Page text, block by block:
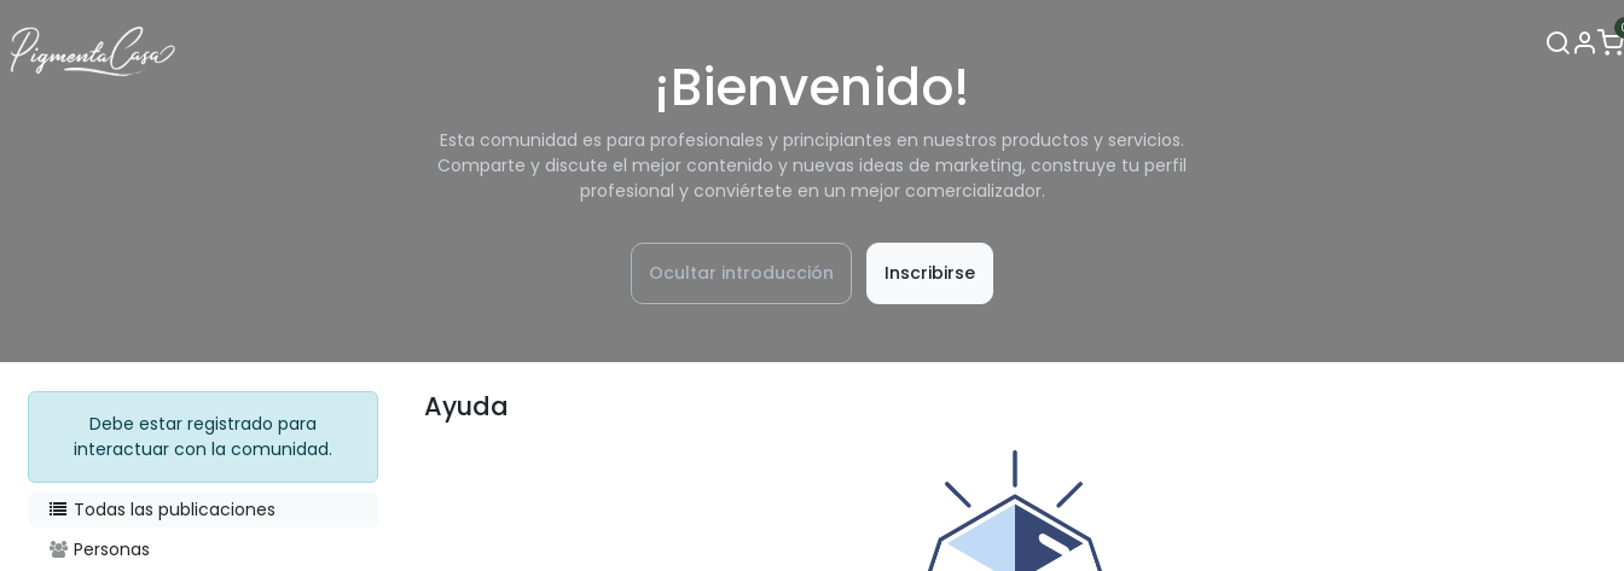
¡Bienvenido!
Esta comunidad es para profesionales y principiantes en nuestros productos y servicios.
Comparte y discute el mejor contenido y nuevas ideas de marketing, construye tu perfil
profesional y conviértete en un mejor comercializador.
Ocultar introducción Inscribirse
Debe estar registrado para
interactuar con la comunidad.
Todas las publicaciones
Personas
Ayuda